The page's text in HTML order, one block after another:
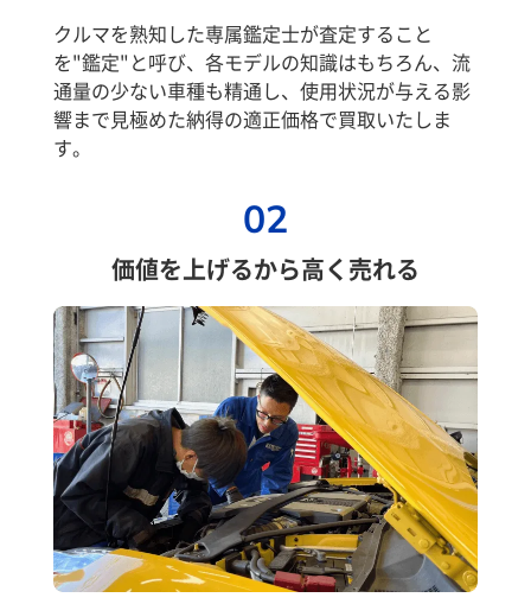
クルマを熟知した専属鑑定士が査定すること
を"鑑定"と呼び、各モデルの知識はもちろん、流
通量の少ない車種も精通し、使用状況が与える影
響まで見極めた納得の適正価格で買取いたしま
す。
02
価値を上げるから高く売れる